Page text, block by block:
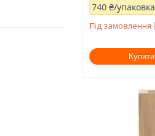
740 ₴/упаковка
Під замовлення
Купити